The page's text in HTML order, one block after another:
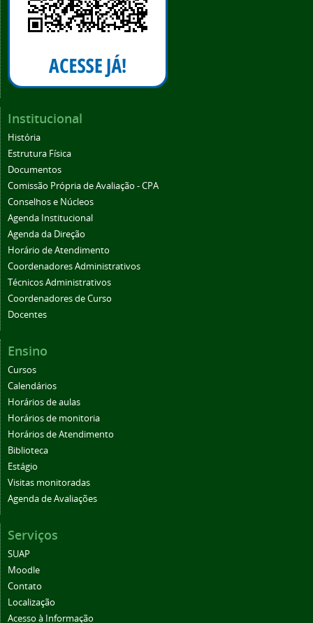
Institucional
História
Estrutura Física
Documentos
Comissão Própria de Avaliação - CPA
Conselhos e Núcleos
Agenda Institucional
Agenda da Direção
Horário de Atendimento
Coordenadores Administrativos
Técnicos Administrativos
Coordenadores de Curso
Docentes
Ensino
Cursos
Calendários
Horários de aulas
Horários de monitoria
Horários de Atendimento
Biblioteca
Estágio
Visitas monitoradas
Agenda de Avaliações
Serviços
SUAP
Moodle
Contato
Localização
Acesso à Informação